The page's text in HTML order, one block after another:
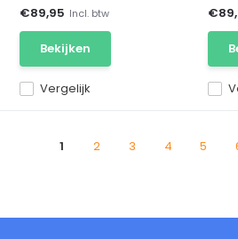
Vergelijk
€89,95 Incl. btw
Bekijken
1 2 3 4 5